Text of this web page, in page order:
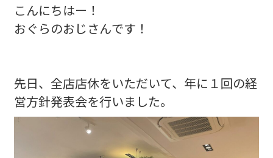
こんにちはー！
おぐらのおじさんです！
先日、全店店休をいただいて、年に１回の経
営方針発表会を行いました。